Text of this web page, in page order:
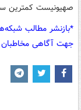
صهیونیست کمترین
*بازنشر مطالب
جهت آگاهی